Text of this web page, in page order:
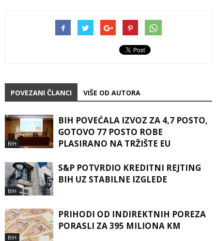
POVEZANI ČLANCI VIŠE OD AUTORA
BIH
BIH POVEĆALA IZVOZ ZA 4,7 POSTO,
GOTOVO 77 POSTO ROBE
PLASIRANO NA TRŽIŠTE EU
BIH
S&P POTVRDIO KREDITNI REJTING
BIH UZ STABILNE IZGLEDE
BIH
PRIHODI OD INDIREKTNIH POREZA
PORASLI ZA 395 MILIONA KM